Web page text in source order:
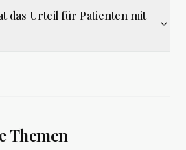
das Urteil für Patienten mit
Themen